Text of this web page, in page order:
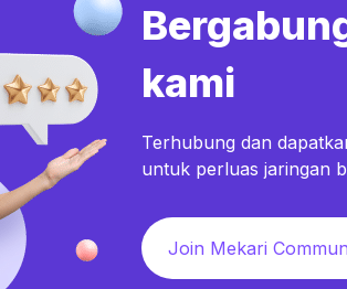
kami
Terhubung dan
untuk perluas jaringan
Join Mekari